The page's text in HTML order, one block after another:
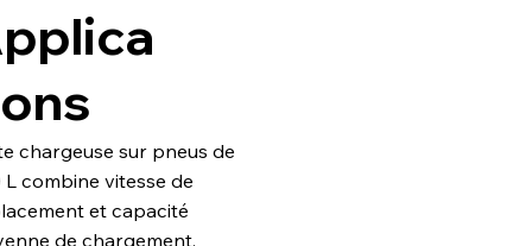
chargeuse sur pneus de
L combine vitesse de
et capacité
de chargement.